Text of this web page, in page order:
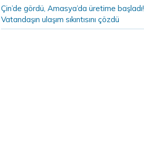
Çin’de gördü, Amasya’da üretime başladı!
Vatandaşın ulaşım sıkıntısını çözdü